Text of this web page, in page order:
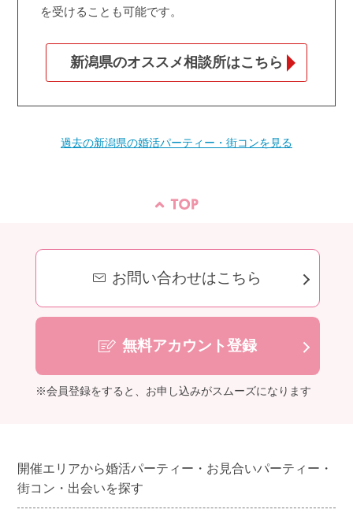
を受けることも可能です。
新潟県のオススメ相談所はこちら
過去の新潟県の婚活パーティー・街コンを見る
お問い合わせはこちら
無料アカウント登録
※会員登録をすると、お申し込みがスムーズになります
開催エリアから婚活パーティー・お見合いパーティー・
街コン・出会いを探す